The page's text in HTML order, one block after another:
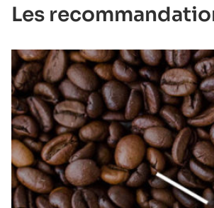
Les